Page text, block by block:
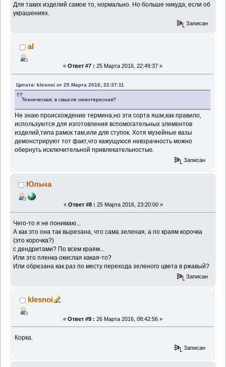
Для таких изделий самое то, нормально. Но больше никуда, если об
украшениях.
Записан
al
« Ответ #7 : 25 Марта 2016, 22:49:37 »
Цитата: klesnoi от 25 Марта 2016, 22:37:11
Техническая, в смысле неинтересная?
Не знаю происхождение термина,но эти сорта яшм,как правило,
используются для изготовления вспомогательных элементов
изделий,типа рамок там,или для ступок. Хотя музейные вазы
демонстрируют тот факт,что кажущуюся невзрачность можно
обернуть исключительной привлекательностью.
Записан
Юльча
« Ответ #8 : 25 Марта 2016, 23:20:00 »
Чего-то я не понимаю...
А как это она так вырезана, что сама зеленая, а по краям корочка
(это корочка?)
с дендритами? По всем краям...
Или это пленка окислая какая-то?
Или обрезана как раз по месту перехода зеленого цвета в ржавый?
Записан
klesnoi
« Ответ #9 : 26 Марта 2016, 08:42:56 »
Корка.
Записан